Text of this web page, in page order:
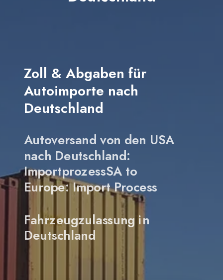
Zoll & Abgaben für
Autoimporte nach
Deutschland
Autoversand von den USA
nach Deutschland:
ImportprozessSA to
Europe: Import Process
Fahrzeugzulassung in
Deutschland